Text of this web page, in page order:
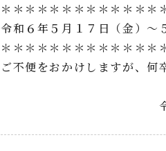
＊＊＊＊＊＊＊＊＊＊＊＊＊
令和６年５月１７日（金）～
＊＊＊＊＊＊＊＊＊＊＊＊＊
ご不便をおかけしますが、何
令和６年５